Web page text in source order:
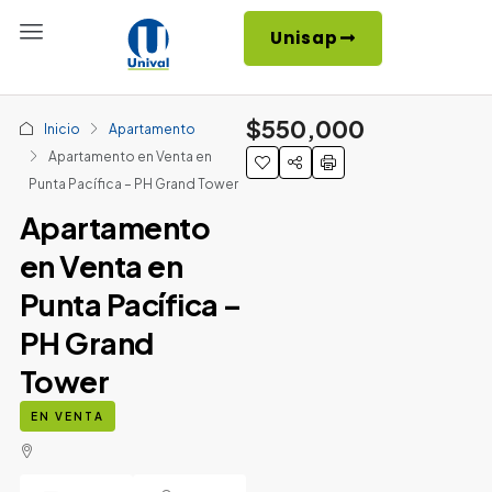
Unisap
Inicio
Apartamento
Apartamento en Venta en
Punta Pacífica – PH Grand Tower
Apartamento
en Venta en
Punta Pacífica –
PH Grand
Tower
EN VENTA
$550,000